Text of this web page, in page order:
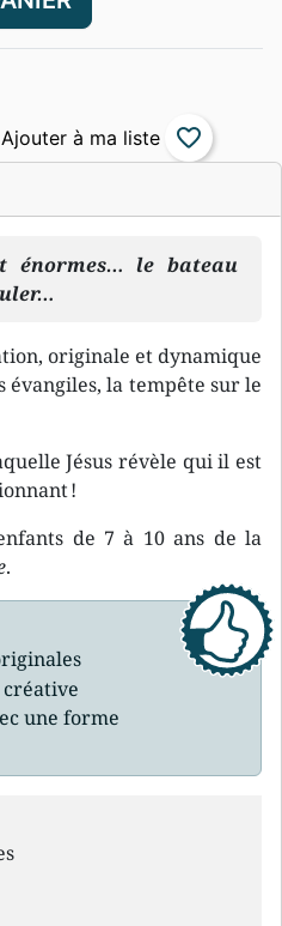
énormes… le bateau
originale et dynamique
évangiles, la tempête sur le
Jésus révèle qui il est
!
de 7 à 10 ans de la
.
créative
une forme
favorite_border